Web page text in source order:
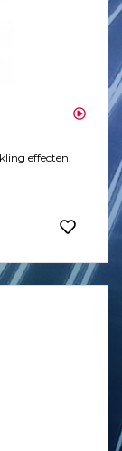
effecten.